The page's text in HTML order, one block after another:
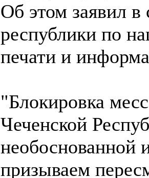
Об этом заявил в
республики по
печати и
"Блокировка
Чеченской
необоснованной
призываем